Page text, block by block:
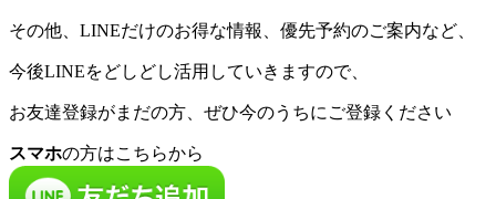
その他、LINEだけのお得な情報、優先予約のご案内など、
今後LINEをどしどし活用していきますので、
お友達登録がまだの方、ぜひ今のうちにご登録ください
スマホの方はこちらから